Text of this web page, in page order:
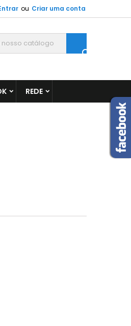
ou Criar uma conta

REDE